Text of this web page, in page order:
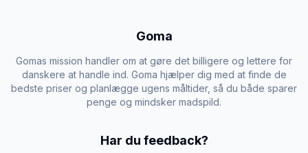
Goma
Gomas mission handler om at gøre det billigere og lettere for
danskere at handle ind. Goma hjælper dig med at finde de
bedste priser og planlægge ugens måltider, så du både sparer
penge og mindsker madspild.
Har du feedback?